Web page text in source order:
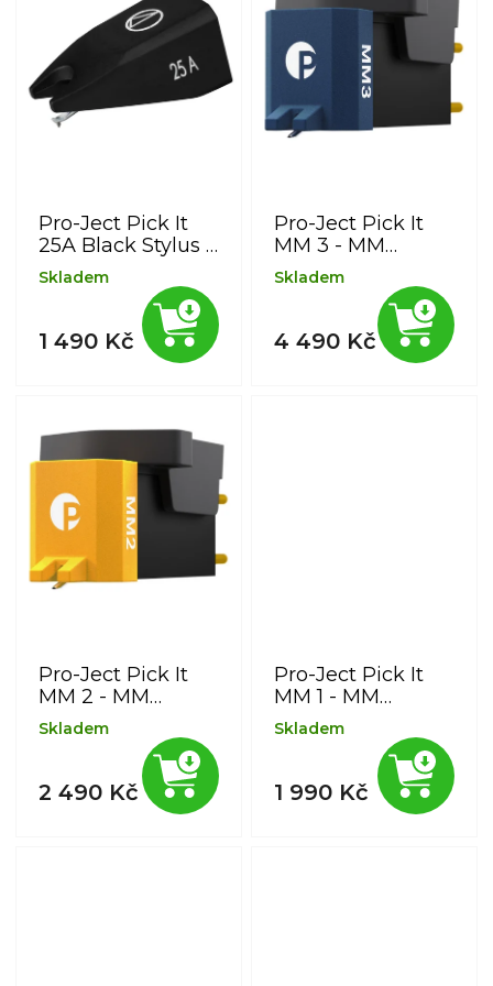
Pro-Ject Pick It
25A Black Stylus -
náhradní hrot
Skladem
1 490 Kč
Pro-Ject Pick It
MM 3 - MM
přenoska s
hrotem "Super
rozsahem až 40
kHz
Skladem
4 490 Kč
Pro-Ject Pick It
MM 2 - MM
přenoska s
eliptickým
rozsahem až 35
kHz
Skladem
2 490 Kč
Pro-Ject Pick It
MM 1 - MM
přenoska s
kónickým hrotem
a rozsahem až 30
kHz
Skladem
1 990 Kč